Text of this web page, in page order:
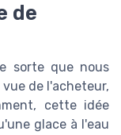
de
sorte que nous
de l'acheteur,
cette idée
glace à l'eau